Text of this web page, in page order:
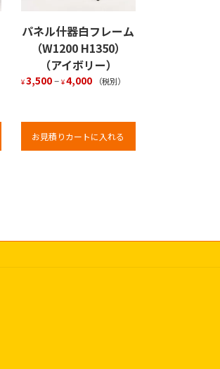
パネル什器白フレーム
（W1200 H1350）
（アイボリー）
¥3,500– ¥4,000 （税別）
お見積りカートに入れる